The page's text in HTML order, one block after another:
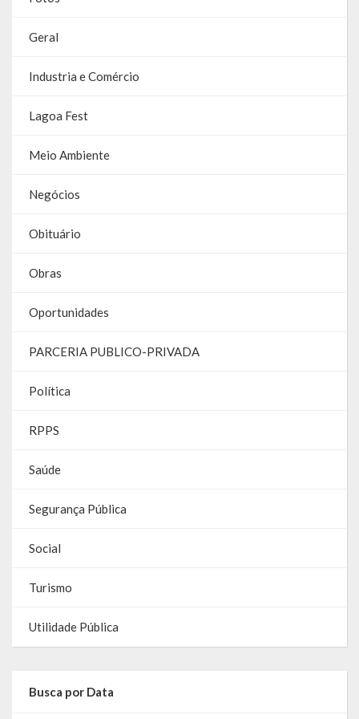
Vídeos
Programas
Publicações
Covid 19
Planos
Editais de Concursos/Processos Seletivos
Editais de Licitações
LicitaCon Cidadão
Legislativo
Geral
Industria e Comércio
Lagoa Fest
Meio Ambiente
Negócios
Obituário
Obras
Oportunidades
PARCERIA PUBLICO-PRIVADA
Política
RPPS
Saúde
Segurança Pública
Social
Turismo
Utilidade Pública
Busca por Data